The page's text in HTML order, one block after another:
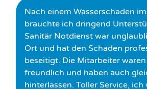
Nach einem Wasserschaden
brauchte ich dringend
Sanitär Notdienst war
Ort und hat den Schaden
beseitigt. Die Mitarbeiter
freundlich und haben auch
hinterlassen. Toller Service,